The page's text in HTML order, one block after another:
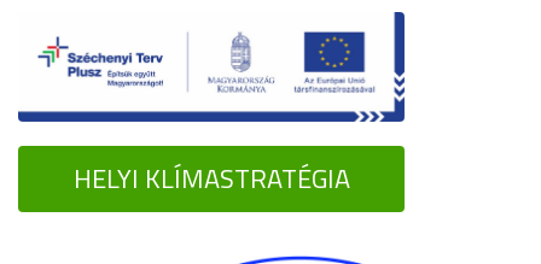
HELYI KLÍMASTRATÉGIA